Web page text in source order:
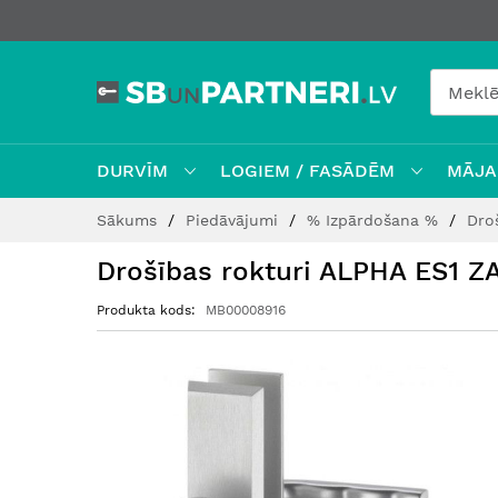
DURVĪM LOGIEM / FASĀDĒM
Sākums Piedāvājumi % Izpārdošana %
Drošības rokturi ALPHA ES1
Produkta kods MB00008916